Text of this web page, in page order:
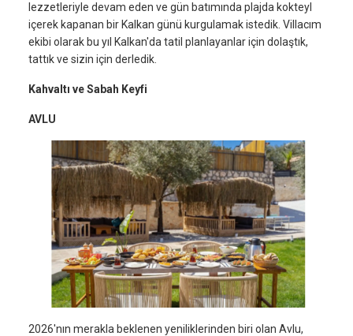
lezzetleriyle devam eden ve gün batımında plajda kokteyl
içerek kapanan bir Kalkan günü kurgulamak istedik. Villacım
ekibi olarak bu yıl Kalkan'da tatil planlayanlar için dolaştık,
tattık ve sizin için derledik.
Kahvaltı ve Sabah Keyfi
AVLU
2026'nın merakla beklenen yeniliklerinden biri olan Avlu,